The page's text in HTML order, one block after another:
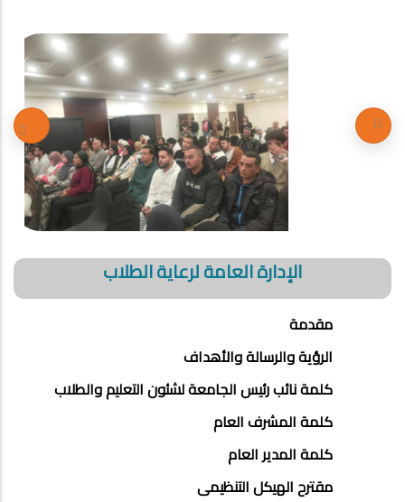
الإدارة العامة لرعاية الطلاب
مقدمة
الرؤية والرسالة والأهداف
كلمة نائب رئيس الجامعة لشئون التعليم والطلاب
كلمة المشرف العام
كلمة المدير العام
مقترح الهيكل التنظيمى